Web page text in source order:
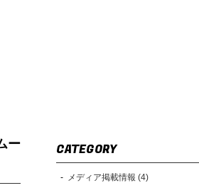
ー
CATEGORY
メディア掲載情報 (4)